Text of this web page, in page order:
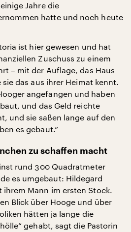
Jahre die
hatte und noch heute
ist hier gewesen und hat
Zuschuss zu einem
– mit der Auflage, das Haus
das aus ihrer Heimat kennt.
angefangen und haben
und das Geld reichte
und sie saßen lange auf den
es gebaut.“
zu schaffen macht
rund 300 Quadratmeter
es umgebaut: Hildegard
Mann im ersten Stock.
Blick über Hooge und über
hätten ja lange die
gehabt, sagt die Pastorin